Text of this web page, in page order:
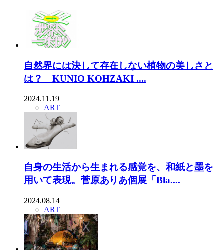
自然界には決して存在しない植物の美しさと
は？ KUNIO KOHZAKI ....
2024.11.19
ART
自身の生活から生まれる感覚を、和紙と墨を
用いて表現。菅原ありあ個展「Bla....
2024.08.14
ART